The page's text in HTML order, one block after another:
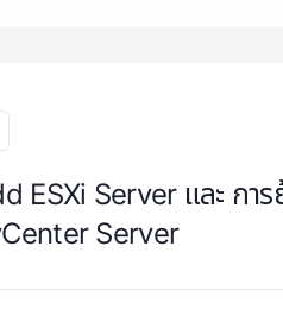
ESXi Server และ การ
Server